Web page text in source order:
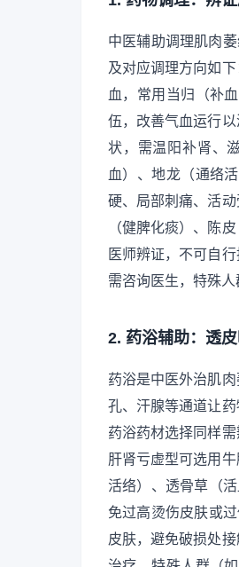
中医辅助调理肌肉
及对应调理方向如
血，常用当归（补
伍，改善气血运行
状，需温阳补肾、
血）、地龙（通络
硬、局部刺痛、活
（健脾化痰）、陈
医师辨证，不可自
需咨询医生，特殊
2. 药浴辅助：透
药浴是中医外治肌
孔、汗腺等通道让
药浴药材选择同样
肝肾亏虚型可选用
活络）、透骨草（
免过高烫伤皮肤或
皮肤，避免破损处